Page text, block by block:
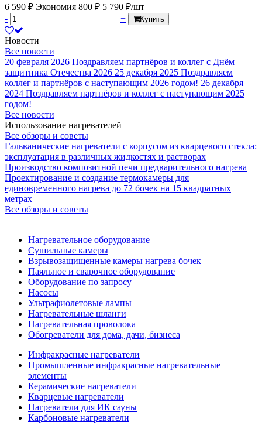
6 590 ₽ Экономия 800 ₽ 5 790 ₽/шт
-
+ Купить
Новости
Все новости
20 февраля 2026 Поздравляем партнёров и коллег с Днём
защитника Отечества 2026 25 декабря 2025 Поздравляем
коллег и партнёров с наступающим 2026 годом! 26 декабря
2024 Поздравляем партнёров и коллег с наступающим 2025
годом!
Все новости
Использование нагревателей
Все обзоры и советы
Гальванические нагреватели с корпусом из кварцевого стекла:
эксплуатация в различных жидкостях и растворах
Производство композитной печи предварительного нагрева
Проектирование и создание термокамеры для
единовременного нагрева до 72 бочек на 15 квадратных
метрах
Все обзоры и советы
Нагревательное оборудование
Сушильные камеры
Взрывозащищенные камеры нагрева бочек
Паяльное и сварочное оборудование
Оборудование по запросу
Насосы
Ультрафиолетовые лампы
Нагревательные шланги
Нагревательная проволока
Обогреватели для дома, дачи, бизнеса
Инфракрасные нагреватели
Промышленные инфракрасные нагревательные
элементы
Керамические нагреватели
Кварцевые нагреватели
Нагреватели для ИК сауны
Карбоновые нагреватели